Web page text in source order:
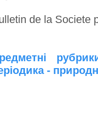
de la Societe
-